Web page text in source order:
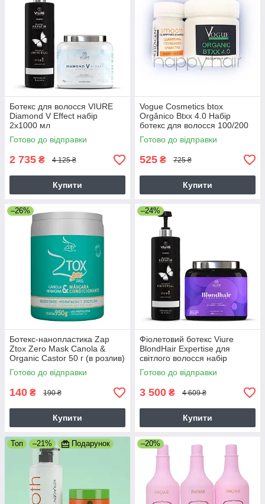
Ботекс для волосся VIURE
Diamond V Effect набір
2х1000 мл
Готово до відправки
2 735 ₴ 4 125 ₴
Купити
Vogue Cosmetics btox
Orgânico Btxx 4.0 Набір
ботекс для волосся 100/200
мл
Готово до відправки
525 ₴ 725 ₴
Купити
–26%
Ботекс-нанопластика Zap
Ztox Zero Mаsk Canola &
Organic Castor 50 г (в розлив)
Готово до відправки
140 ₴ 190 ₴
Купити
–24%
Фіолетовий ботекс Viure
BlondHair Expertise для
світлого волосся набір
2х1000 мл
Готово до відправки
3 500 ₴ 4 609 ₴
Купити
Топ –21% Подарунок –20%